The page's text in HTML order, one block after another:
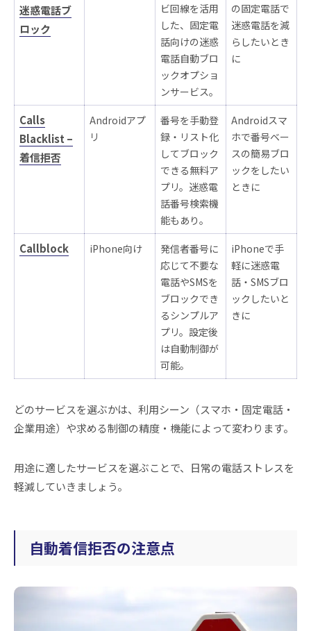
迷惑電話ブ
ロック
ビ回線を活用
した、固定電
話向けの迷惑
電話自動ブロ
ックオプショ
ンサービス。
の固定電話で
迷惑電話を減
らしたいとき
に
Calls
Blacklist –
着信拒否
Androidアプ
リ
番号を手動登
録・リスト化
してブロック
できる無料ア
プリ。迷惑電
話番号検索機
能もあり。
Androidスマ
ホで番号ベー
スの簡易ブロ
ックをしたい
ときに
Callblock iPhone向け
発信者番号に
応じて不要な
電話やSMSを
ブロックでき
るシンプルア
プリ。設定後
は自動制御が
可能。
iPhoneで手
軽に迷惑電
話・SMSブロ
ックしたいと
きに
どのサービスを選ぶかは、利用シーン（スマホ・固定電話・
企業用途）や求める制御の精度・機能によって変わります。
用途に適したサービスを選ぶことで、日常の電話ストレスを
軽減していきましょう。
自動着信拒否の注意点